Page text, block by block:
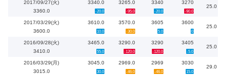
2017/09/27(火)
3360.0
3340.0
-20.0
3265.0
-95.0
3340
-20.0
3270
-90.0
25.0
2017/03/29(火)
3600.0
3610.0
10.0
3570.0
-30.0
3605
5.0
3600
0
25.0
2016/09/28(火)
3410.0
3465.0
55.0
3290.0
-120.0
3290
-120.0
3405
-5.0
25.0
2016/03/29(月)
3015.0
3045.0
30.0
2969.0
-46.0
2969
-46.0
3030
15.0
29.0